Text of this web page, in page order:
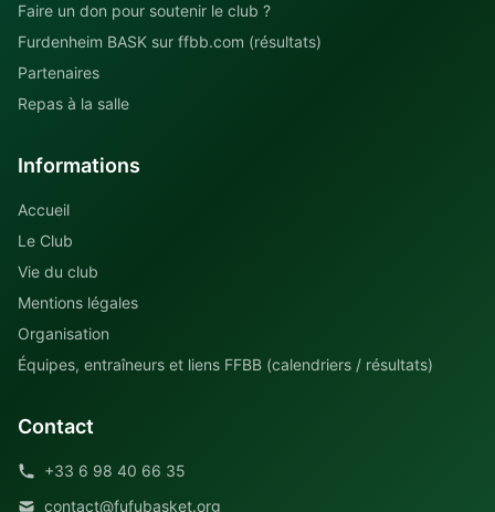
Faire un don pour soutenir le club ?
Furdenheim BASK sur ffbb.com (résultats)
Partenaires
Repas à la salle
Informations
Accueil
Le Club
Vie du club
Mentions légales
Organisation
Équipes, entraîneurs et liens FFBB (calendriers / résultats)
Contact
+33 6 98 40 66 35
contact@fufubasket.org